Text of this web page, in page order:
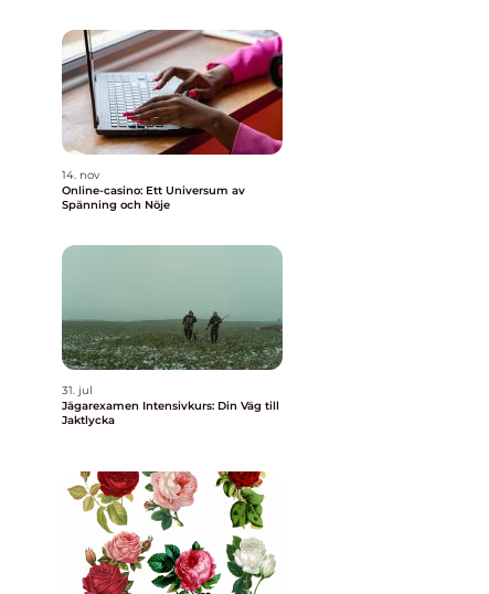
14. nov
Online-casino: Ett Universum av
Spänning och Nöje
31. jul
Jägarexamen Intensivkurs: Din Väg till
Jaktlycka